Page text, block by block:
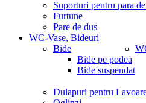
Suporturi pentru para
Furtune
Pare de dus
WC-Vase, Bideuri
Bide
Bide pe podea
Bide suspendat
Dulapuri pentru